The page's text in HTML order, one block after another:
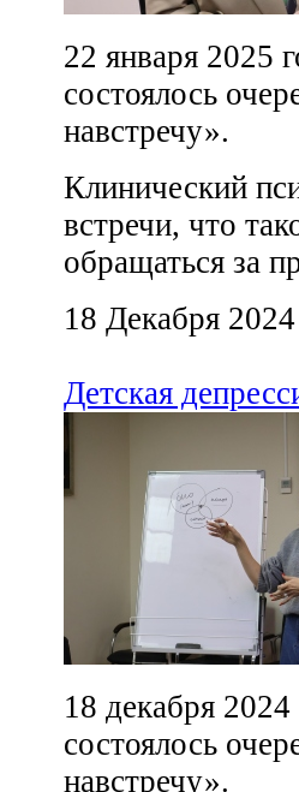
22 января 2025
состоялось
навстречу».
Клинический
встречи, что
обращаться за
18 Декабря 2024
Детская
18 декабря
состоялось
навстречу».